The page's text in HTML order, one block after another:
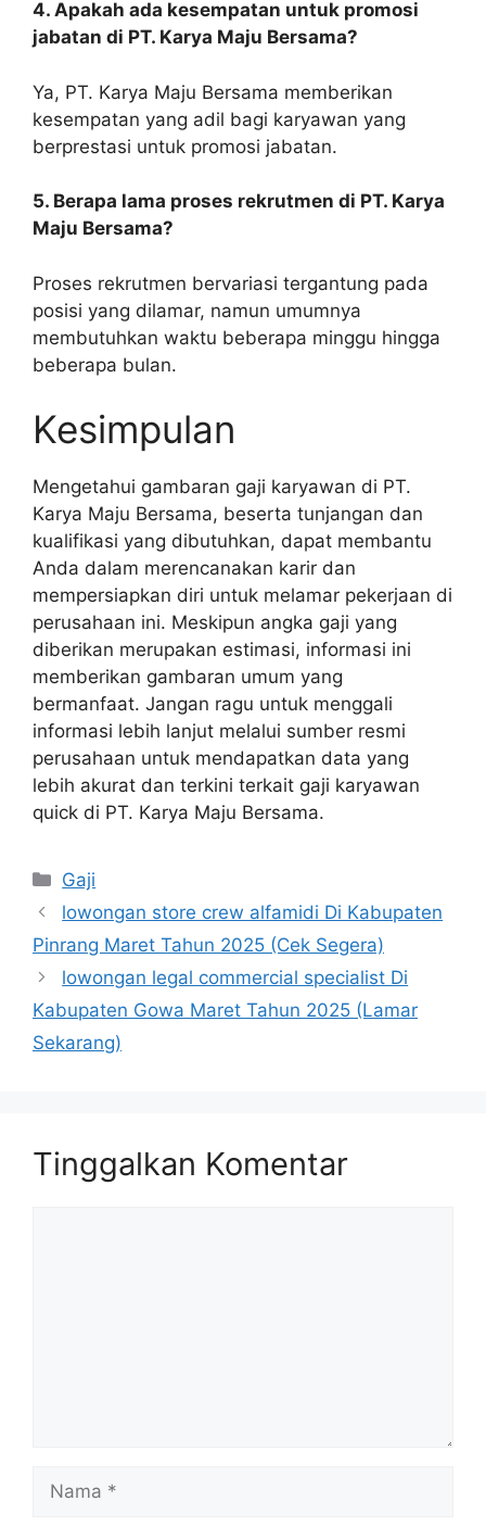
4. Apakah ada kesempatan untuk promosi
jabatan di PT. Karya Maju Bersama?
Ya, PT. Karya Maju Bersama memberikan
kesempatan yang adil bagi karyawan yang
berprestasi untuk promosi jabatan.
5. Berapa lama proses rekrutmen di PT. Karya
Maju Bersama?
Proses rekrutmen bervariasi tergantung pada
posisi yang dilamar, namun umumnya
membutuhkan waktu beberapa minggu hingga
beberapa bulan.
Kesimpulan
Mengetahui gambaran gaji karyawan di PT.
Karya Maju Bersama, beserta tunjangan dan
kualifikasi yang dibutuhkan, dapat membantu
Anda dalam merencanakan karir dan
mempersiapkan diri untuk melamar pekerjaan di
perusahaan ini. Meskipun angka gaji yang
diberikan merupakan estimasi, informasi ini
memberikan gambaran umum yang
bermanfaat. Jangan ragu untuk menggali
informasi lebih lanjut melalui sumber resmi
perusahaan untuk mendapatkan data yang
lebih akurat dan terkini terkait gaji karyawan
quick di PT. Karya Maju Bersama.
Kategori
Gaji
lowongan store crew alfamidi Di Kabupaten
Pinrang Maret Tahun 2025 (Cek Segera)
lowongan legal commercial specialist Di
Kabupaten Gowa Maret Tahun 2025 (Lamar
Sekarang)
Tinggalkan Komentar
Nama